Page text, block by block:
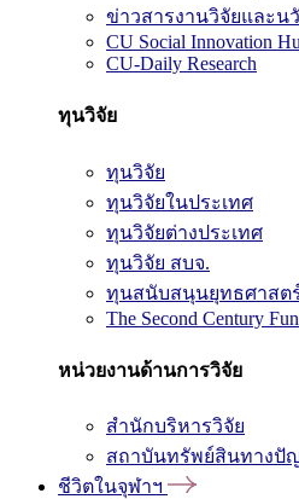
ข่าวสารงานวิจัยและน
CU Social Innovation
CU-Daily Research
ทุนวิจัย
ทุนวิจัย
ทุนวิจัยในประเทศ
ทุนวิจัยต่างประเทศ
ทุนวิจัย สบจ.
ทุนสนับสนุนยุทธศาสต
The Second Century
หน่วยงานด้านการวิจัย
สำนักบริหารวิจัย
สถาบันทรัพย์สินทางปั
ชีวิตในจุฬาฯ